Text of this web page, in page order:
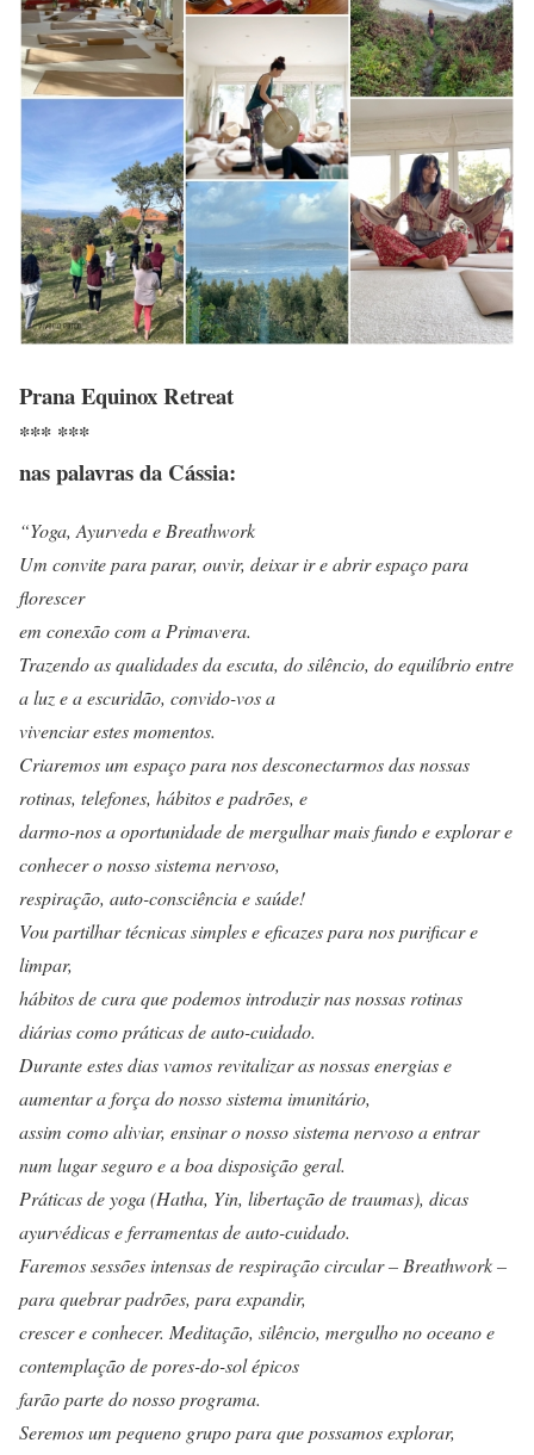
Prana Equinox Retreat
*** ***
nas palavras da Cássia:
“Yoga, Ayurveda e Breathwork
Um convite para parar, ouvir, deixar ir e abrir espaço para
florescer
em conexão com a Primavera.
Trazendo as qualidades da escuta, do silêncio, do equilíbrio entre
a luz e a escuridão, convido-vos a
vivenciar estes momentos.
Criaremos um espaço para nos desconectarmos das nossas
rotinas, telefones, hábitos e padrões, e
darmo-nos a oportunidade de mergulhar mais fundo e explorar e
conhecer o nosso sistema nervoso,
respiração, auto-consciência e saúde!
Vou partilhar técnicas simples e eficazes para nos purificar e
limpar,
hábitos de cura que podemos introduzir nas nossas rotinas
diárias como práticas de auto-cuidado.
Durante estes dias vamos revitalizar as nossas energias e
aumentar a força do nosso sistema imunitário,
assim como aliviar, ensinar o nosso sistema nervoso a entrar
num lugar seguro e a boa disposição geral.
Práticas de yoga (Hatha, Yin, libertação de traumas), dicas
ayurvédicas e ferramentas de auto-cuidado.
Faremos sessões intensas de respiração circular – Breathwork –
para quebrar padrões, para expandir,
crescer e conhecer. Meditação, silêncio, mergulho no oceano e
contemplação de pores-do-sol épicos
farão parte do nosso programa.
Seremos um pequeno grupo para que possamos explorar,